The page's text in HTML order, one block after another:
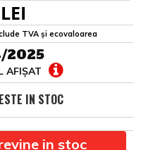
TVA și ecovaloarea
2025
AFIȘAT
IN STOC
in stoc